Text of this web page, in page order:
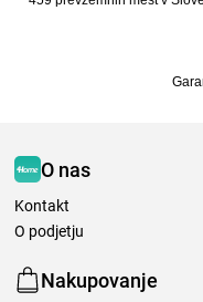
O nas
Kontakt
O podjetju
Nakupovanje